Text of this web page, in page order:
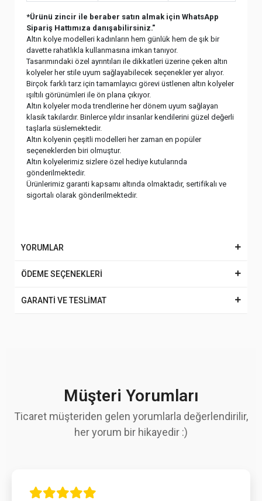
*Ürünü zincir ile beraber satın almak için WhatsApp
Sipariş Hattımıza danışabilirsiniz."
Altın kolye modelleri kadınların hem günlük hem de şık bir
davette rahatlıkla kullanmasına imkan tanıyor.
Tasarımındaki özel ayrıntıları ile dikkatleri üzerine çeken altın
kolyeler her stile uyum sağlayabilecek seçenekler yer alıyor.
Birçok farklı tarz için tamamlayıcı görevi üstlenen altın kolyeler
ışıltılı görünümleri ile ön plana çıkıyor.
Altın kolyeler moda trendlerine her dönem uyum sağlayan
klasik takılardır. Binlerce yıldır insanlar kendilerini güzel değerli
taşlarla süslemektedir.
Altın kolyenin çeşitli modelleri her zaman en popüler
seçeneklerden biri olmuştur.
Altın kolyelerimiz sizlere özel hediye kutularında
gönderilmektedir.
Ürünlerimiz garanti kapsamı altında olmaktadır, sertifikalı ve
sigortalı olarak gönderilmektedir.
YORUMLAR
ÖDEME SEÇENEKLERİ
GARANTİ VE TESLİMAT
Müşteri Yorumları
Ticaret müşteriden gelen yorumlarla değerlendirilir,
her yorum bir hikayedir :)